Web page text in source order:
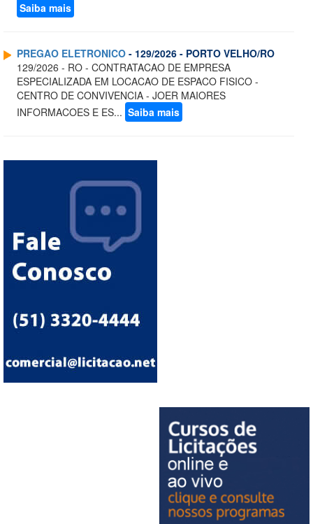
Saiba mais
PREGAO ELETRONICO - 129/2026 - PORTO VELHO/RO
129/2026 - RO - CONTRATACAO DE EMPRESA
ESPECIALIZADA EM LOCACAO DE ESPACO FISICO -
CENTRO DE CONVIVENCIA - JOER MAIORES
INFORMACOES E ES... Saiba mais